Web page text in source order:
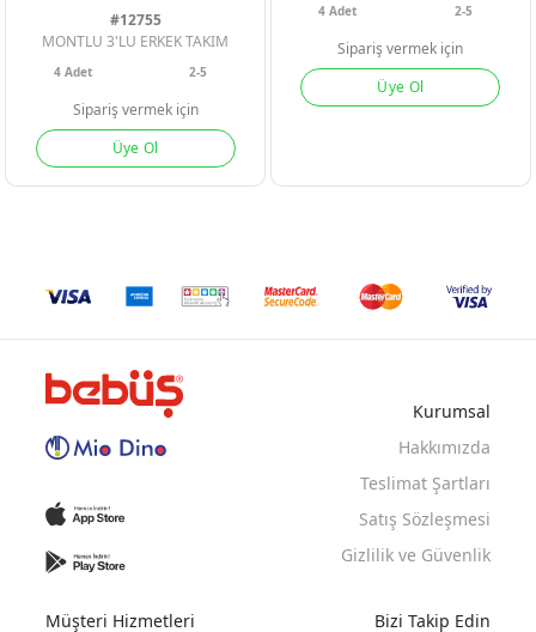
#12755
MONTLU 3'LU ERKEK TAKIM
4 Adet 2-5
Sipariş vermek için
Üye Ol
4Adet 2-5
Sipariş vermek için
Üye Ol
Kurumsal
Hakkımızda
Teslimat Şartları
Satış Sözleşmesi
Gizlilik ve Güvenlik
Müşteri Hizmetleri Bizi Takip Edin